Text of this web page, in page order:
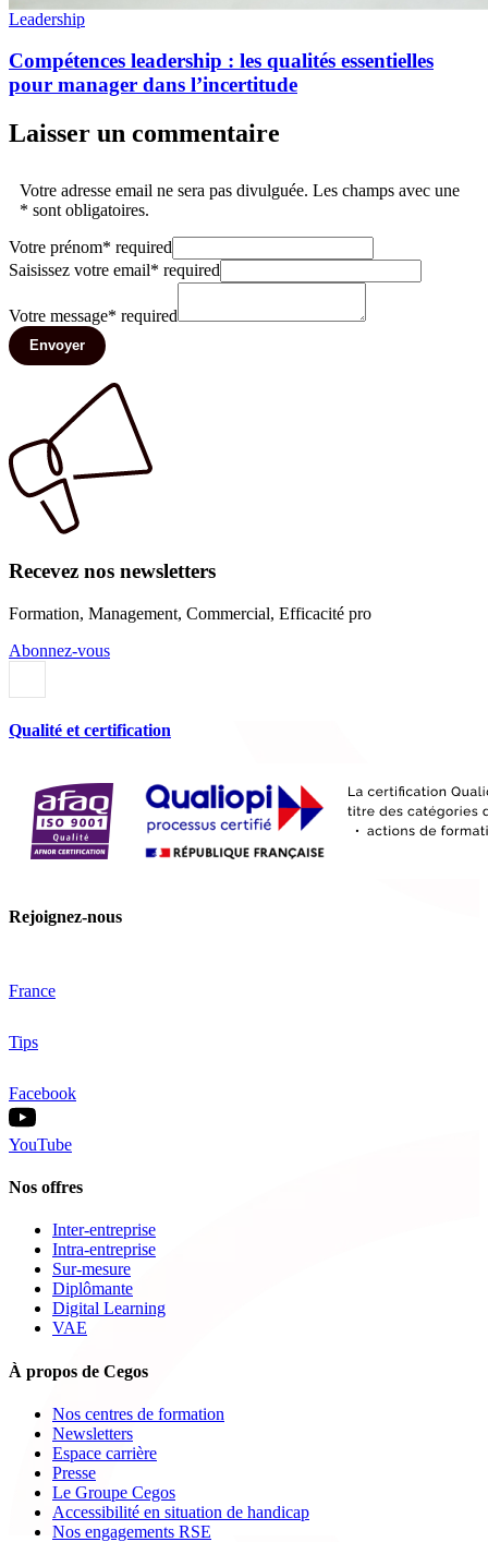
Leadership
Compétences leadership : les qualités essentielles
pour manager dans l’incertitude
Laisser un commentaire
Votre adresse email ne sera pas divulguée. Les champs avec une
* sont obligatoires.
Votre prénom* required
Saisissez votre email* required
Votre message* required
Envoyer
Recevez nos newsletters
Formation, Management, Commercial, Efficacité pro
Abonnez-vous
Qualité et certification
Rejoignez-nous
France
Tips
Facebook
YouTube
Nos offres
Inter-entreprise
Intra-entreprise
Sur-mesure
Diplômante
Digital Learning
VAE
À propos de Cegos
Nos centres de formation
Newsletters
Espace carrière
Presse
Le Groupe Cegos
Accessibilité en situation de handicap
Nos engagements RSE